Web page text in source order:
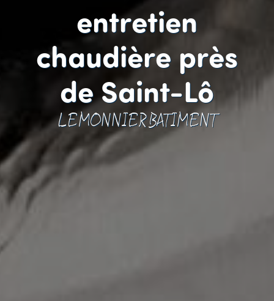
entretien
chaudière près
de Saint-Lô
LEMONNIER BATIMENT